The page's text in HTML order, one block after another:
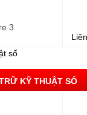
3
số
KỸ THUẬT SỐ